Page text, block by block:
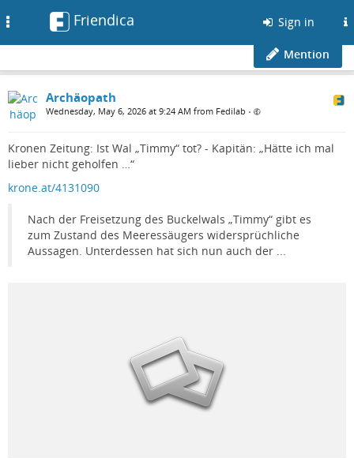
Friendica Sign in
Mention
Archäopath
Wednesday, May 6, 2026 at 9:24 AM from Fedilab •
Kronen Zeitung: Ist Wal „Timmy“ tot? - Kapitän: „Hätte ich mal
lieber nicht geholfen …“
krone.at/4131090
Nach der Freisetzung des Buckelwals „Timmy“ gibt es
zum Zustand des Meeressäugers widersprüchliche
Aussagen. Unterdessen hat sich nun auch der ...